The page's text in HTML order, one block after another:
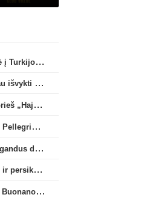
L.
M. Salah oficialiai persikėlė į Turkijos ekipą „Trabzonspor“
A. Nusa: „Niekada neprašiau išvykti iš „RB Leipzig“ klubo“
„Žalgiris“ neturėjo šansų prieš „Hajduk“
Ilgametis Roma“ saugas L. Pellegrini dar metams liks šiame klube
V. Kompany pasisakė apie gandus dėl M. Olise ateities „Bayern“ gretose
T. Almada paliks „Atletico“ ir persikels į legendinę Argentinos ekipą
„Brighton“ priklausantis F. Buonanotte karjerą pratęs Ispanijoje